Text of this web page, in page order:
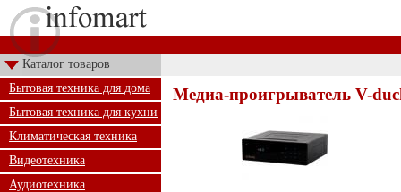
Каталог товаров
Бытовая техника для дома
Бытовая техника для кухни
Климатическая техника
Видеотехника
Аудиотехника
Медиа-проигрыватель V-